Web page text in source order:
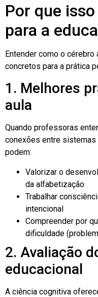
Por que
para a
Entender como o
concretos para a prática
1. Melhores
aula
Quando professoras
conexões entre sistemas
podem:
Valorizar o
da alfabetização
Trabalhar
intencional
Compreender por
dificuldade
2. Avaliação
educacional
A ciência cognitiva